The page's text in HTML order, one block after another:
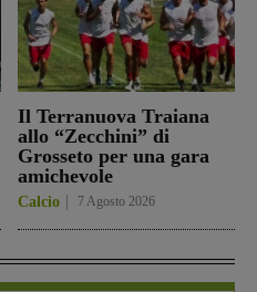
Il Terranuova Traiana
allo “Zecchini” di
Grosseto per una gara
amichevole
Calcio 7 Agosto 2026